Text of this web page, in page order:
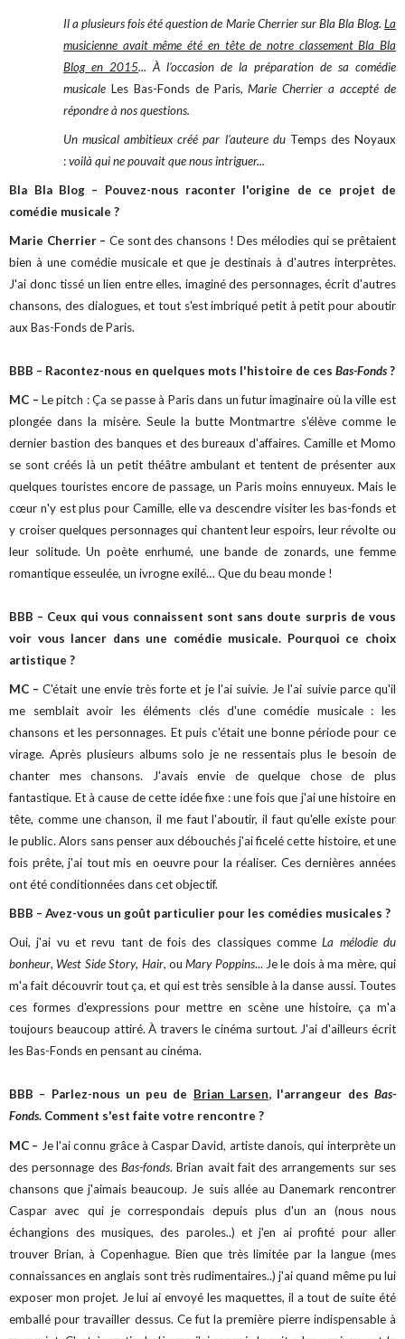
Il a plusieurs fois été question de Marie Cherrier sur Bla Bla Blog. La
musicienne avait même été en tête de notre classement Bla Bla
Blog en 2015... À l'occasion de la préparation de sa comédie
musicale Les Bas-Fonds de Paris, Marie Cherrier a accepté de
répondre à nos questions.
Un musical ambitieux créé par l'auteure du Temps des Noyaux
:voilà qui ne pouvait que nous intriguer...
Bla Bla Blog – Pouvez-nous raconter l'origine de ce projet de
comédie musicale ?
Marie Cherrier – Ce sont des chansons ! Des mélodies qui se prêtaient
bien à une comédie musicale et que je destinais à d'autres interprètes.
J'ai donc tissé un lien entre elles, imaginé des personnages, écrit d'autres
chansons, des dialogues, et tout s'est imbriqué petit à petit pour aboutir
aux Bas-Fonds de Paris.
BBB – Racontez-nous en quelques mots l'histoire de cesBas-Fonds?
MC – Le pitch : Ça se passe à Paris dans un futur imaginaire où la ville est
plongée dans la misère. Seule la butte Montmartre s'élève comme le
dernier bastion des banques et des bureaux d'affaires. Camille et Momo
se sont créés là un petit théâtre ambulant et tentent de présenter aux
quelques touristes encore de passage, un Paris moins ennuyeux. Mais le
cœur n'y est plus pour Camille, elle va descendre visiter les bas-fonds et
y croiser quelques personnages qui chantent leur espoirs, leur révolte ou
leur solitude. Un poète enrhumé, une bande de zonards, une femme
romantique esseulée, un ivrogne exilé… Que du beau monde !
BBB – Ceux qui vous connaissent sont sans doute surpris de vous
voir vous lancer dans une comédie musicale. Pourquoi ce choix
artistique ?
MC – C'était une envie très forte et je l'ai suivie. Je l'ai suivie parce qu'il
me semblait avoir les éléments clés d'une comédie musicale : les
chansons et les personnages. Et puis c'était une bonne période pour ce
virage. Après plusieurs albums solo je ne ressentais plus le besoin de
chanter mes chansons. J'avais envie de quelque chose de plus
fantastique. Et à cause de cette idée fixe : une fois que j'ai une histoire en
tête, comme une chanson, il me faut l'aboutir, il faut qu'elle existe pour
le public. Alors sans penser aux débouchés j'ai ficelé cette histoire, et une
fois prête, j'ai tout mis en oeuvre pour la réaliser. Ces dernières années
ont été conditionnées dans cet objectif.
BBB – Avez-vous un goût particulier pour les comédies musicales ?
Oui, j'ai vu et revu tant de fois des classiques commeLa mélodie du
bonheur, West Side Story, Hair, ouMary Poppins... Je le dois à ma mère, qui
m'a fait découvrir tout ça, et qui est très sensible à la danse aussi. Toutes
ces formes d'expressions pour mettre en scène une histoire, ça m'a
toujours beaucoup attiré. À travers le cinéma surtout. J'ai d'ailleurs écrit
les Bas-Fonds en pensant au cinéma.
BBB – Parlez-nous un peu de Brian Larsen, l'arrangeur des Bas-
Fonds. Comment s'est faite votre rencontre ?
MC – Je l'ai connu grâce à Caspar David, artiste danois, qui interprète un
des personnage des Bas-fonds. Brian avait fait des arrangements sur ses
chansons que j'aimais beaucoup. Je suis allée au Danemark rencontrer
Caspar avec qui je correspondais depuis plus d'un an (nous nous
échangions des musiques, des paroles..) et j'en ai profité pour aller
trouver Brian, à Copenhague. Bien que très limitée par la langue (mes
connaissances en anglais sont très rudimentaires..) j'ai quand même pu lui
exposer mon projet. Je lui ai envoyé les maquettes, il a tout de suite été
emballé pour travailler dessus. Ce fut la première pierre indispensable à